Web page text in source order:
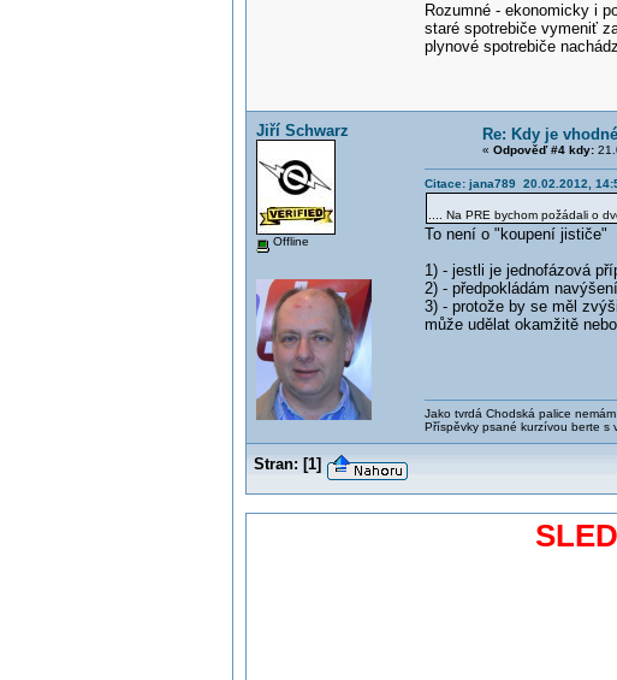
Rozumné - ekonomicky i
staré spotrebiče vymeniť
plynové spotrebiče
Jiří Schwarz
Offline
Re: Kdy je
« Odpověď #4 kdy:
Citace: jana789 20.02.2012,
.... Na PRE bychom požádali o
To není o "koupení jističe"
1) - jestli je jednofázová
2) - předpokládám
3) - protože by se měl
může udělat okamžitě
Jako tvrdá Chodská palice
Příspěvky psané kurzívou berte s
Stran: [1]